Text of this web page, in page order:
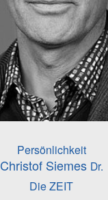
Persönlichkeit
Christof Siemes Dr.
Die ZEIT